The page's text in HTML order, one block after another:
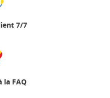
7/7
la FAQ